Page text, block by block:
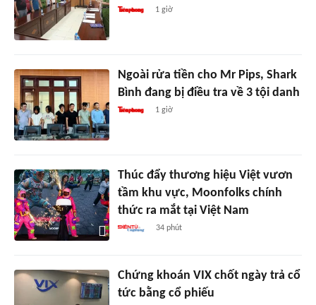
1 giờ
Ngoài rửa tiền cho Mr Pips, Shark
Bình đang bị điều tra về 3 tội danh
1 giờ
Thúc đẩy thương hiệu Việt vươn
tầm khu vực, Moonfolks chính
thức ra mắt tại Việt Nam
34 phút
Chứng khoán VIX chốt ngày trả cổ
tức bằng cổ phiếu